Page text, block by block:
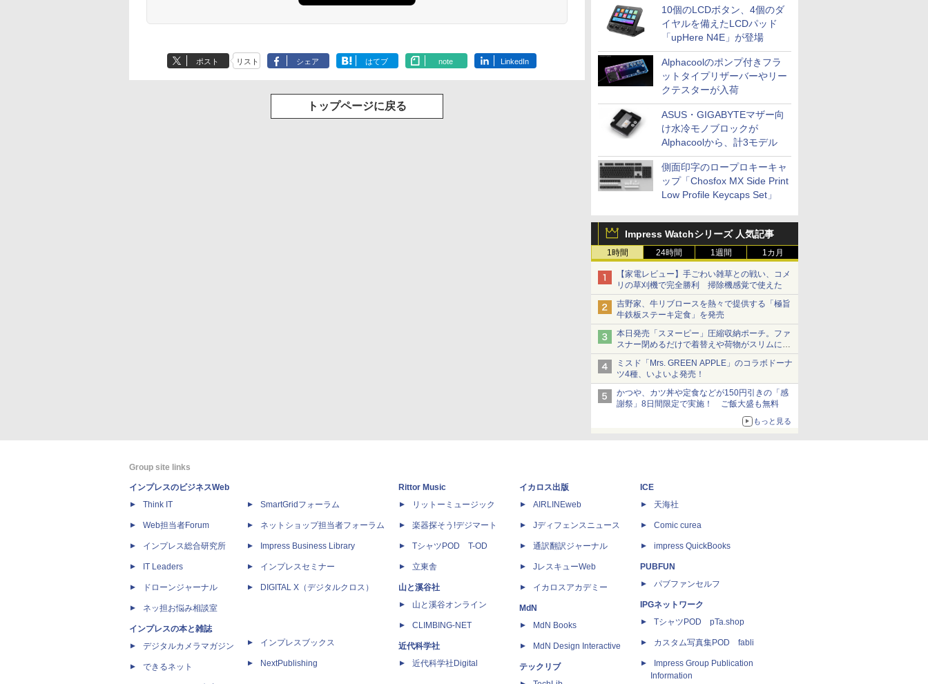
10個のLCDボタン、4個のダ
イヤルを備えたLCDパッド
「upHere N4E」が登場
Alphacoolのポンプ付きフラ
ットタイプリザーバーやリー
クテスターが入荷
ASUS・GIGABYTEマザー向
け水冷モノブロックが
Alphacoolから、計3モデル
側面印字のロープロキーキャ
ップ「Chosfox MX Side Print
Low Profile Keycaps Set」
Impress Watchシリーズ 人気記事
1時間 24時間 1週間 1カ月
【家電レビュー】手ごわい雑草との戦い、コメ
リの草刈機で完全勝利 掃除機感覚で使えた
吉野家、牛リブロースを熱々で提供する「極旨
牛鉄板ステーキ定食」を発売
本日発売「スヌーピー」圧縮収納ポーチ。ファ
スナー閉めるだけで着替えや荷物がスリムにま
とまる
ミスド「Mrs. GREEN APPLE」のコラボドーナ
ツ4種、いよいよ発売！
かつや、カツ丼や定食などが150円引きの「感
謝祭」8日間限定で実施！ ご飯大盛も無料
もっと見る
ポスト リスト シェア はてブ note LinkedIn
トップページに戻る
Group site links
インプレスのビジネスWeb
Think IT
Web担当者Forum
インプレス総合研究所
IT Leaders
ドローンジャーナル
ネッ担お悩み相談室
インプレスの本と雑誌
デジタルカメラマガジン
できるネット
SmartGridフォーラム
ネットショップ担当者フォーラム
Impress Business Library
インプレスセミナー
DIGITAL X（デジタルクロス）
インプレスブックス
NextPublishing
Rittor Music
リットーミュージック
楽器探そう!デジマート
TシャツPOD T-OD
立東舎
山と溪谷社
山と溪谷オンライン
CLIMBING-NET
近代科学社
近代科学社Digital
イカロス出版
AIRLINEweb
Jディフェンスニュース
通訳翻訳ジャーナル
JレスキューWeb
イカロスアカデミー
MdN
MdN Books
MdN Design Interactive
テックリブ
ICE
天海社
Comic curea
impress QuickBooks
PUBFUN
パブファンセルフ
IPGネットワーク
TシャツPOD pTa.shop
カスタム写真集POD fabli
Impress Group Publication
Information